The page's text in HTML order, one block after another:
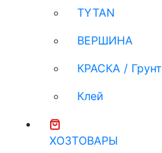
TYTAN
ВЕРШИНА
КРАСКА / Грунт
Клей
ХОЗТОВАРЫ